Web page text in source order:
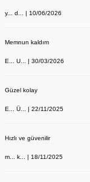
y... d... | 10/06/2026
Memnun kaldım
E... U... | 30/03/2026
Güzel kolay
E... Ü... | 22/11/2025
Hızlı ve güvenilir
m... k... | 18/11/2025